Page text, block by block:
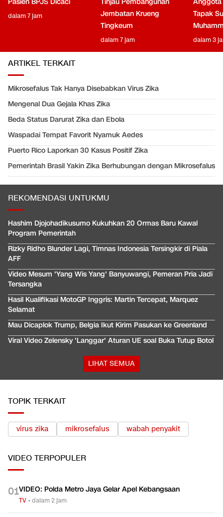
dalam 7 jam
Jembatan Krueng
Tingkeum
dalam 7 jam
Tapak
dalam 3
ARTIKEL TERKAIT
Mikrosefalus Tak Hanya Disebabkan Virus Zika
Mengenal Dua Gejala Khas Zika
Beda Status Darurat Zika dan Ebola
Waspadai Tempat Favorit Nyamuk Aedes
Puerto Rico Laporkan 30 Kasus Positif Zika
Pemerintah Brasil Yakin Zika Berhubungan dengan Mikrosefalus
REKOMENDASI UNTUKMU
Hashim Djojohadikusumo Kukuhkan 20 Ormas Baru Kawal
Program Pemerintah
Rizky Ridho Blunder Lagi, Timnas Indonesia Tersingkir di Piala
AFF
Video Mesum 'Yang Wis Yang' Banyuwangi, Pemeran Pria Jadi
Tersangka
Hasil Kualifikasi MotoGP Inggris: Martin Tercepat, Marquez
Selamat
Mau Dicaplok Trump, Belgia Ikut Kirim Pasukan ke Greenland
Viral Video Zelensky 'Langgar' Aturan UE soal Buka Tutup Botol
LIHAT SEMUA
TOPIK TERKAIT
virus zika mikrosefalus wabah penyakit
VIDEO TERPOPULER
01VIDEO: Polda Metro Jaya Gelar Apel Kebangsaan
TV •dalam 2 jam